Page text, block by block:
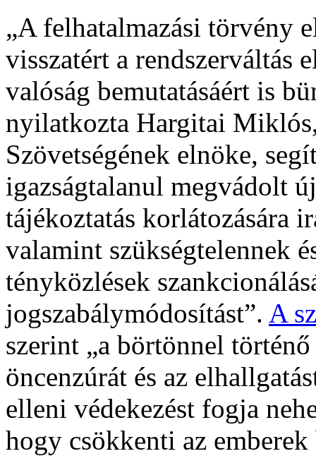
„A felhatalmazási törvény
visszatért a rendszerváltás
valóság bemutatásáért is
nyilatkozta Hargitai
Szövetségének elnöke,
igazságtalanul megvádolt
tájékoztatás korlátozására
valamint szükségtelennek
tényközlések
jogszabálymódosítást”. A
szerint „a börtönnel
öncenzúrát és az
elleni védekezést fogja
hogy csökkenti az emberek